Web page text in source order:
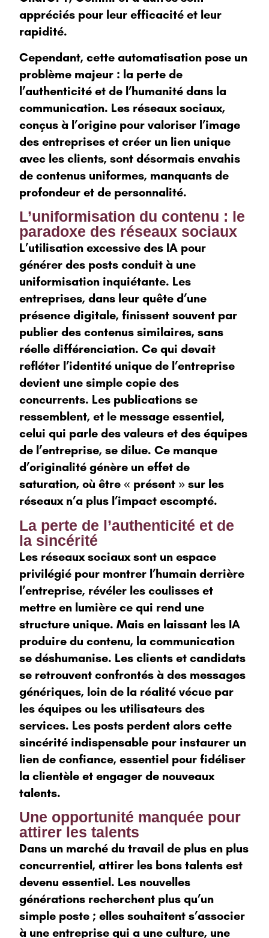
appréciés pour leur efficacité et leur
rapidité.
Cependant, cette automatisation pose un
problème majeur : la perte de
l’authenticité et de l’humanité dans la
communication. Les réseaux sociaux,
conçus à l’origine pour valoriser l’image
des entreprises et créer un lien unique
avec les clients, sont désormais envahis
de contenus uniformes, manquants de
profondeur et de personnalité.
L’uniformisation du contenu : le
paradoxe des réseaux sociaux
L’utilisation excessive des IA pour
générer des posts conduit à une
uniformisation inquiétante. Les
entreprises, dans leur quête d’une
présence digitale, finissent souvent par
publier des contenus similaires, sans
réelle différenciation. Ce qui devait
refléter l’identité unique de l’entreprise
devient une simple copie des
concurrents. Les publications se
ressemblent, et le message essentiel,
celui qui parle des valeurs et des équipes
de l’entreprise, se dilue. Ce manque
d’originalité génère un effet de
saturation, où être « présent » sur les
réseaux n’a plus l’impact escompté.
La perte de l’authenticité et de
la sincérité
Les réseaux sociaux sont un espace
privilégié pour montrer l’humain derrière
l’entreprise, révéler les coulisses et
mettre en lumière ce qui rend une
structure unique. Mais en laissant les IA
produire du contenu, la communication
se déshumanise. Les clients et candidats
se retrouvent confrontés à des messages
génériques, loin de la réalité vécue par
les équipes ou les utilisateurs des
services. Les posts perdent alors cette
sincérité indispensable pour instaurer un
lien de confiance, essentiel pour fidéliser
la clientèle et engager de nouveaux
talents.
Une opportunité manquée pour
attirer les talents
Dans un marché du travail de plus en plus
concurrentiel, attirer les bons talents est
devenu essentiel. Les nouvelles
générations recherchent plus qu’un
simple poste ; elles souhaitent s’associer
à une entreprise qui a une culture, une